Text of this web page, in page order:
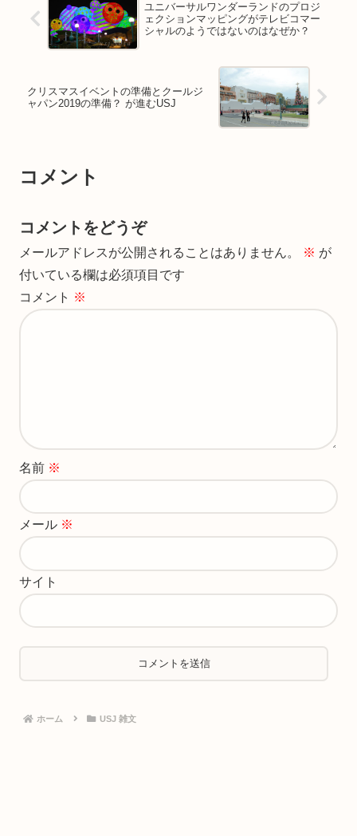
ユニバーサルワンダーランドのプロジ
ェクションマッピングがテレビコマー
シャルのようではないのはなぜか？
クリスマスイベントの準備とクールジ
ャパン2019の準備？ が進むUSJ
コメント
コメントをどうぞ
メールアドレスが公開されることはありません。 ※ が
付いている欄は必須項目です
コメント ※
名前 ※
メール ※
サイト
ホーム USJ 雑文